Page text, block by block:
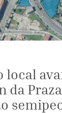
local
da